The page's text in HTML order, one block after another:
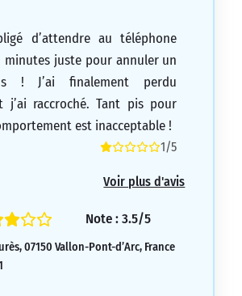
d’attendre au téléphone
minutes juste pour annuler un
! J’ai finalement perdu
j’ai raccroché. Tant pis pour
est inacceptable !
1/5
Voir plus d'avis
Note : 3.5/5
07150 Vallon-Pont-d’Arc, France